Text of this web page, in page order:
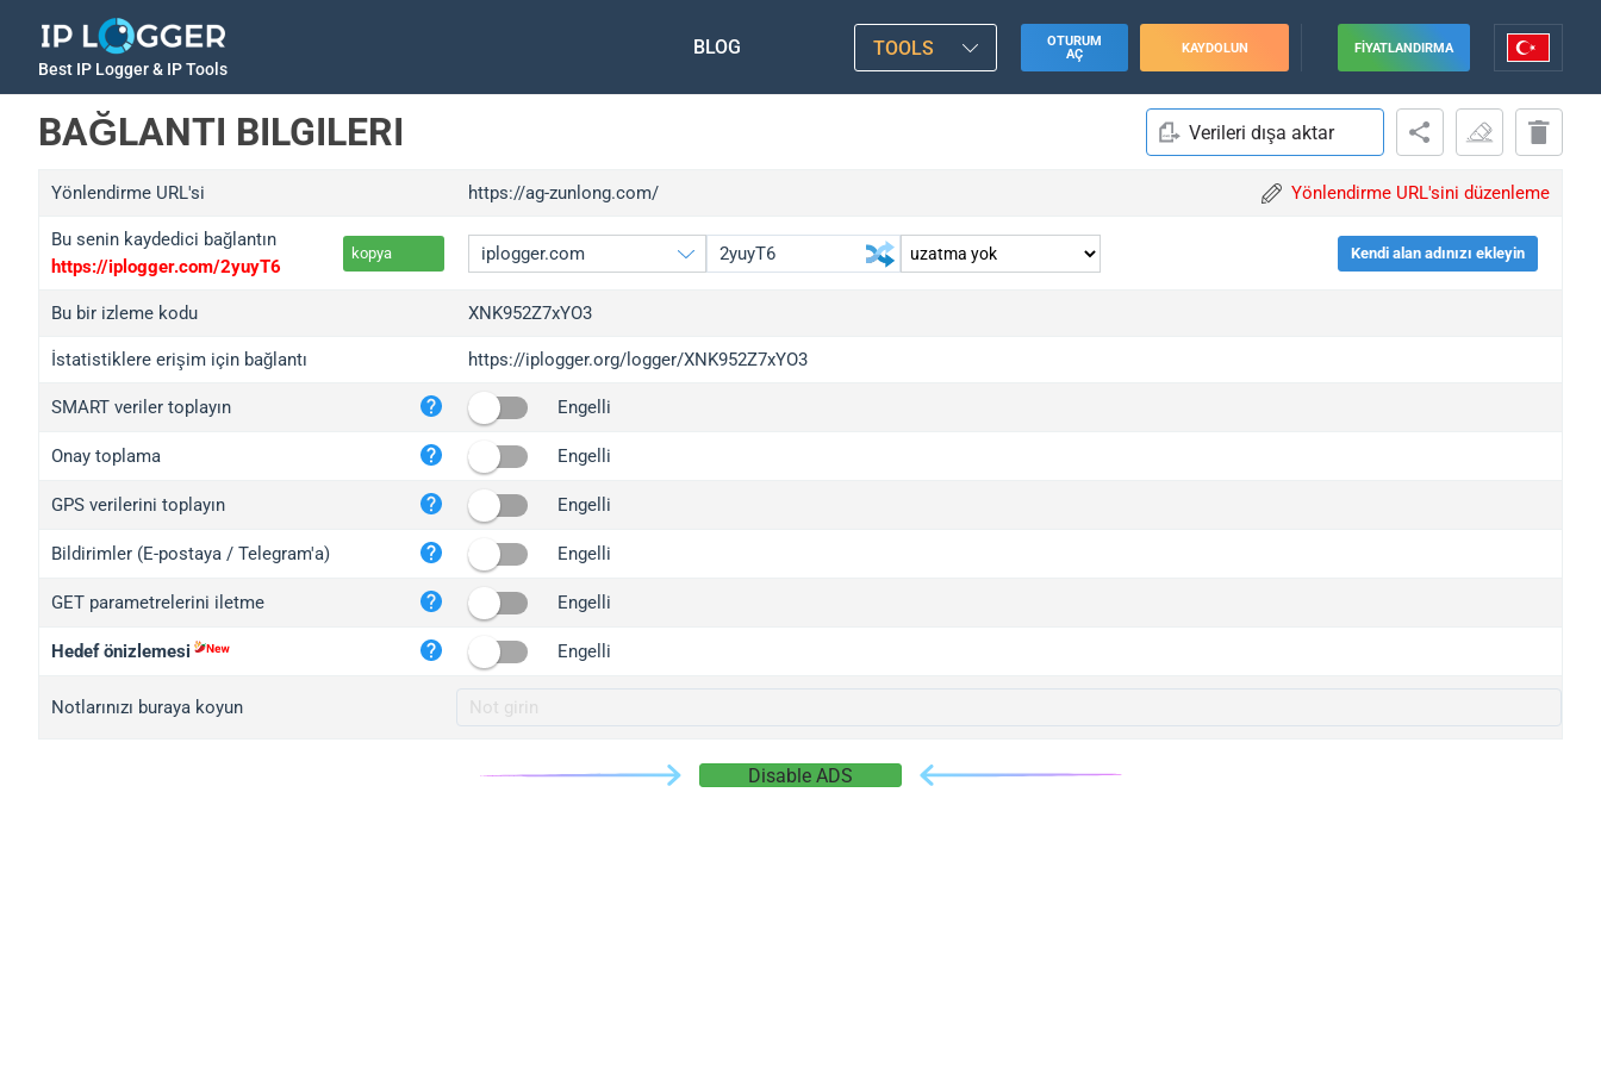
Best IP Logger & IP Tools
BLOG TOOLS
OTURUM
AÇ
KAYDOLUN FIYATLANDIRMA
BAĞLANTI BILGILERI Verileri dışa aktar
Yönlendirme URL'si https://ag-zunlong.com/ Yönlendirme URL'sini düzenleme
Bu senin kaydedici bağlantın
https://iplogger.com/2yuyT6
kopya
iplogger.org
wl.gl
ed.tc
iplogger.com
iplogger.co
2no.co
yip.su
iplogger.info
Kendi alan adınızı ekleyin
Bu bir izleme kodu XNK952Z7xYO3
İstatistiklere erişim için bağlantı https://iplogger.org/logger/XNK952Z7xYO3
SMART veriler toplayın Engelli
Onay toplama Engelli
GPS verilerini toplayın Engelli
Bildirimler (E-postaya / Telegram'a) Engelli
GET parametrelerini iletme Engelli
Hedef önizlemesi Engelli
Notlarınızı buraya koyun
Disable ADS